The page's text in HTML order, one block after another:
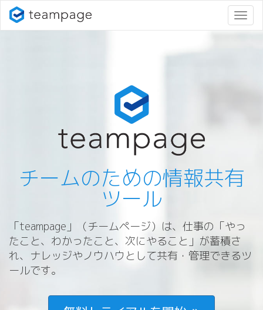
ナ
ビ
チームのための情報共有
ツール
「teampage」（チームページ）は、仕事の「やっ
たこと、わかったこと、次にやること」が蓄積さ
れ、ナレッジやノウハウとして共有・管理できるツ
ールです。